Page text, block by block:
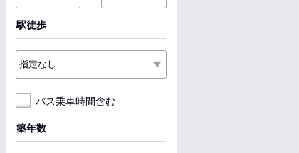
駅徒歩
バス乗車時間含む
築年数